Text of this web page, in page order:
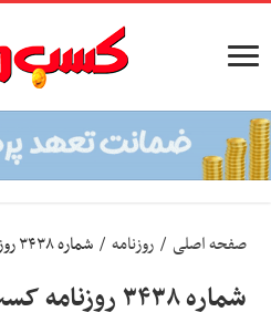
صفحه اصلی / روزنامه / شماره ۳۴۳۸ روزنامه کسب و کار
شماره ۳۴۳۸ روزنامه کسب و کار